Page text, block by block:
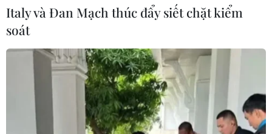
Italy và Đan Mạch thúc đẩy siết chặt kiểm
soát